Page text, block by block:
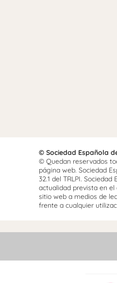
© Sociedad Española
© Quedan reservados
página web. Sociedad
32.1 del TRLPI.
actualidad prevista en el
sitio web a medios de
frente a cualquier